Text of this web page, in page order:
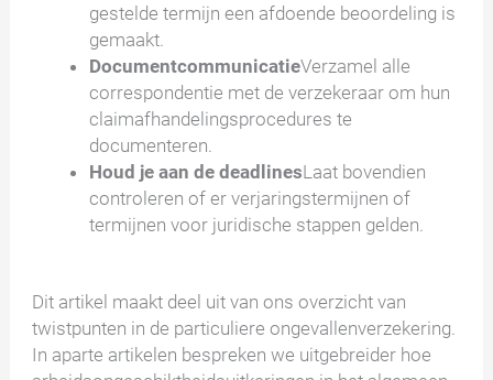
gestelde termijn een afdoende beoordeling is
gemaakt.
DocumentcommunicatieVerzamel alle
correspondentie met de verzekeraar om hun
claimafhandelingsprocedures te
documenteren.
Houd je aan de deadlinesLaat bovendien
controleren of er verjaringstermijnen of
termijnen voor juridische stappen gelden.
Dit artikel maakt deel uit van ons overzicht van
twistpunten in de particuliere ongevallenverzekering.
In aparte artikelen bespreken we uitgebreider hoe